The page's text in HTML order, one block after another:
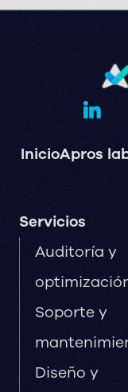
InicioApros
Servicios
Auditoría y
Soporte y
Diseño y